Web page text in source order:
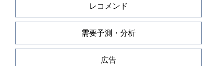
レコメンド
需要予測・分析
広告